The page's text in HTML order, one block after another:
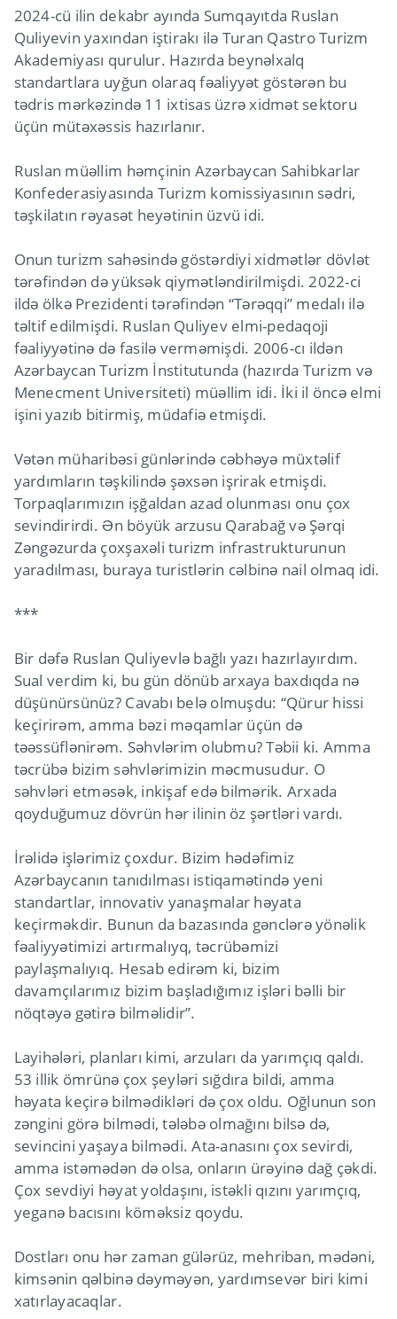
2024-cü ilin dekabr ayında Sumqayıtda Ruslan
Quliyevin yaxından iştirakı ilə Turan Qastro Turizm
Akademiyası qurulur. Hazırda beynəlxalq
standartlara uyğun olaraq fəaliyyət göstərən bu
tədris mərkəzində 11 ixtisas üzrə xidmət sektoru
üçün mütəxəssis hazırlanır.
Ruslan müəllim həmçinin Azərbaycan Sahibkarlar
Konfederasiyasında Turizm komissiyasının sədri,
təşkilatın rəyasət heyətinin üzvü idi.
Onun turizm sahəsində göstərdiyi xidmətlər dövlət
tərəfindən də yüksək qiymətləndirilmişdi. 2022-ci
ildə ölkə Prezidenti tərəfindən “Tərəqqi” medalı ilə
təltif edilmişdi. Ruslan Quliyev elmi-pedaqoji
fəaliyyətinə də fasilə verməmişdi. 2006-cı ildən
Azərbaycan Turizm İnstitutunda (hazırda Turizm və
Menecment Universiteti) müəllim idi. İki il öncə elmi
işini yazıb bitirmiş, müdafiə etmişdi.
Vətən müharibəsi günlərində cəbhəyə müxtəlif
yardımların təşkilində şəxsən işrirak etmişdi.
Torpaqlarımızın işğaldan azad olunması onu çox
sevindirirdi. Ən böyük arzusu Qarabağ və Şərqi
Zəngəzurda çoxşaxəli turizm infrastrukturunun
yaradılması, buraya turistlərin cəlbinə nail olmaq idi.
***
Bir dəfə Ruslan Quliyevlə bağlı yazı hazırlayırdım.
Sual verdim ki, bu gün dönüb arxaya baxdıqda nə
düşünürsünüz? Cavabı belə olmuşdu: “Qürur hissi
keçirirəm, amma bəzi məqamlar üçün də
təəssüflənirəm. Səhvlərim olubmu? Təbii ki. Amma
təcrübə bizim səhvlərimizin məcmusudur. O
səhvləri etməsək, inkişaf edə bilmərik. Arxada
qoyduğumuz dövrün hər ilinin öz şərtləri vardı.
İrəlidə işlərimiz çoxdur. Bizim hədəfimiz
Azərbaycanın tanıdılması istiqamətində yeni
standartlar, innovativ yanaşmalar həyata
keçirməkdir. Bunun da bazasında gənclərə yönəlik
fəaliyyətimizi artırmalıyq, təcrübəmizi
paylaşmalıyıq. Hesab edirəm ki, bizim
davamçılarımız bizim başladığımız işləri bəlli bir
nöqtəyə gətirə bilməlidir”.
Layihələri, planları kimi, arzuları da yarımçıq qaldı.
53 illik ömrünə çox şeyləri sığdıra bildi, amma
həyata keçirə bilmədikləri də çox oldu. Oğlunun son
zəngini görə bilmədi, tələbə olmağını bilsə də,
sevincini yaşaya bilmədi. Ata-anasını çox sevirdi,
amma istəmədən də olsa, onların ürəyinə dağ çəkdi.
Çox sevdiyi həyat yoldaşını, istəkli qızını yarımçıq,
yeganə bacısını köməksiz qoydu.
Dostları onu hər zaman gülərüz, mehriban, mədəni,
kimsənin qəlbinə dəyməyən, yardımsevər biri kimi
xatırlayacaqlar.